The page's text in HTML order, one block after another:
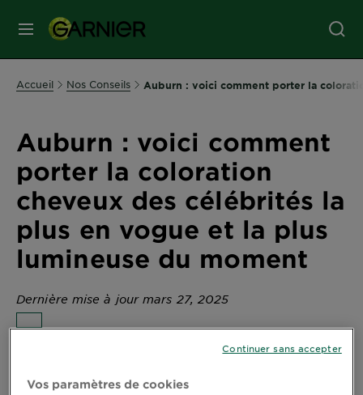
MENU
SOINS
SOINS
CHEVEUX
COLORATION
DIAGNOSTICS
Accueil Nos Conseils Auburn : voici comment porter la
Auburn : voici comment
porter la coloration
cheveux des célébrités la
plus en vogue et la plus
lumineuse du moment
Dernière mise à jour mars 27, 2025
a toujours connu un grand succès auprès des
mode ces derniers temps et on comprend facilement
Vos paramètres de cookies
Continuer sans accepter